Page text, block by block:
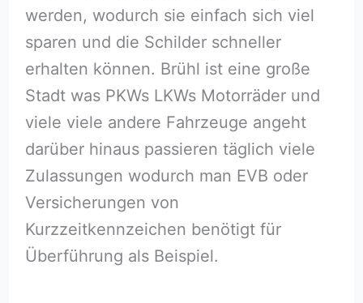
werden, wodurch sie einfach sich viel
sparen und die Schilder schneller
erhalten können. Brühl ist eine große
Stadt was PKWs LKWs Motorräder und
viele viele andere Fahrzeuge angeht
darüber hinaus passieren täglich viele
Zulassungen wodurch man EVB oder
Versicherungen von
Kurzzeitkennzeichen benötigt für
Überführung als Beispiel.